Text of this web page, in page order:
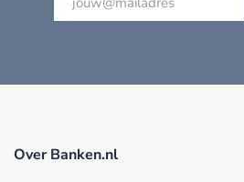
Over Banken.nl